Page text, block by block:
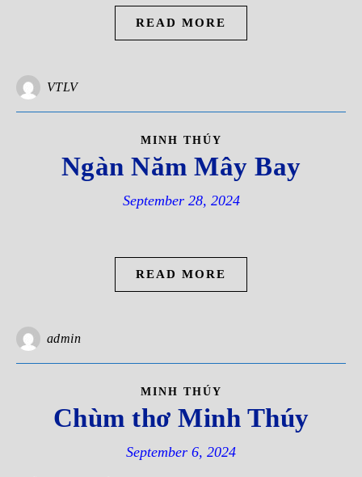
READ MORE
VTLV
MINH THÚY
Ngàn Năm Mây Bay
September 28, 2024
READ MORE
admin
MINH THÚY
Chùm thơ Minh Thúy
September 6, 2024